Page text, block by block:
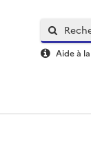
Aide à